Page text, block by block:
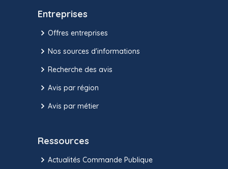
Entreprises
Offres entreprises
Nos sources d'informations
Recherche des avis
Avis par région
Avis par métier
Ressources
Actualités Commande Publique